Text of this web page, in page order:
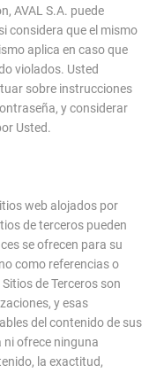
AVAL S.A. puede
considera que el mismo
aplica en caso que
violados. Usted
sobre instrucciones
y considerar
Usted.
web alojados por
de terceros pueden
se ofrecen para su
como referencias o
de Terceros son
y esas
del contenido de sus
ni ofrece ninguna
la exactitud,